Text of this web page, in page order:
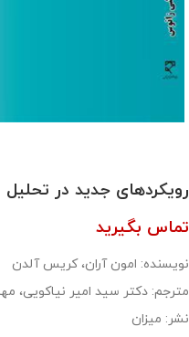
رویکردهای جدید در
تماس بگیرید
نویسنده: امون آران، کریس آلدن
مترجم: دکتر سید امیر نیاکویی،
نشر: میزان